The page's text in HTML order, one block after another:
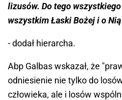
lizusów. Do tego
wszystkim Łaski Bożej i o
- dodał hierarcha.
Abp Galbas wskazał, że
odniesienie nie tylko do
człowieka, ale i losów